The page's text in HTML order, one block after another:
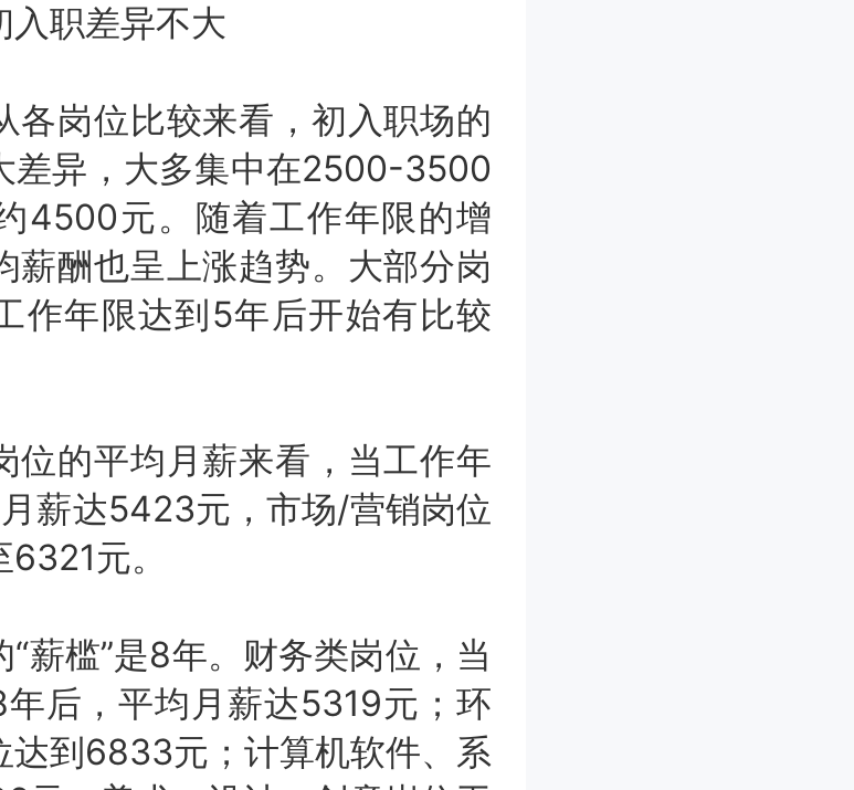
职差异不大
岗位比较来看，初入职场的
差异，大多集中在2500-3500
4500元。随着工作年限的增
薪酬也呈上涨趋势。大部分岗
作年限达到5年后开始有比较
的平均月薪来看，当工作年
薪达5423元，市场/营销岗位
元。
槛”是8年。财务类岗位，当
后，平均月薪达5319元；环
达到6833元；计算机软件、系